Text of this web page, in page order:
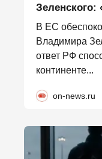
Зеленского:
В ЕС
Владимира
ответ РФ
континенте...
on-news.ru